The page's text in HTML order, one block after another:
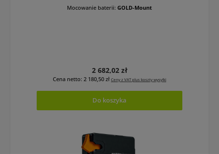
Mocowanie baterii: GOLD-Mount
Cena regularna:
2 682,02 zł
Cena netto: 2 180,50 zł Ceny z VAT plus koszty wysyłki
Do koszyka